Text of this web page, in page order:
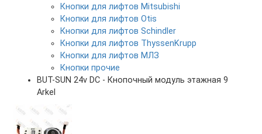
Кнопки для лифтов Mitsubishi
Кнопки для лифтов Otis
Кнопки для лифтов Schindler
Кнопки для лифтов ThyssenKrupp
Кнопки для лифтов МЛЗ
Кнопки прочие
BUT-SUN 24v DC - Кнопочный модуль этажная 9
Arkel